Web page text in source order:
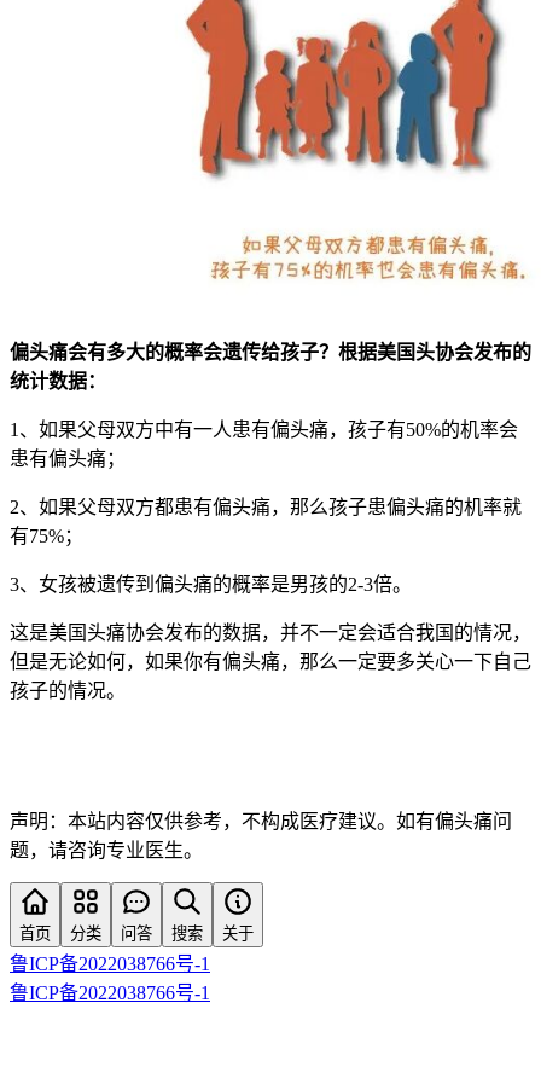
偏头痛会有多大的概率会遗传给孩子？根据美国头协会发布的
统计数据：
1、如果父母双方中有一人患有偏头痛，孩子有50%的机率会
患有偏头痛；
2、如果父母双方都患有偏头痛，那么孩子患偏头痛的机率就
有75%；
3、女孩被遗传到偏头痛的概率是男孩的2-3倍。
这是美国头痛协会发布的数据，并不一定会适合我国的情况，
但是无论如何，如果你有偏头痛，那么一定要多关心一下自己
孩子的情况。
声明：本站内容仅供参考，不构成医疗建议。如有偏头痛问
题，请咨询专业医生。
首页 分类 问答 搜索 关于
鲁ICP备2022038766号-1
鲁ICP备2022038766号-1